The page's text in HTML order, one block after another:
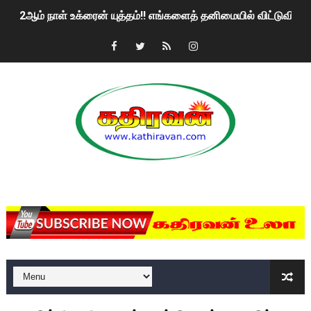
2ஆம் நாள் உக்ரைன் யுத்தம்!! எங்களைத் தனிமையில்
கதிரவன் வாசகர்களுக்கு இனிய பொங்கல் புத்தாண்டு
ரவுடி பேபிக்கு நடந்த தரமான சம்பவம்.. ஆபாச வீடியோக்களால்
காணாமல் போகும் பிள்ளையார்கள்!
யாழில் தமிழின தலைவர் பிரபாகரனின் பிறந்தநாளை
ஏர்போர்ட்டில் உதைத்த நபர் யார், என்ன நடந்தது?: உண்மையை
சீனா இலங்கையிடம் 8 மில்லியன் அமெரிக்க டொலர் நட்டஈடு
01/11/2021 Scotland ல் நடைபெறும் கண்டனப்